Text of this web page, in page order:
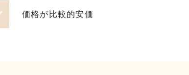
価格が比較的安価